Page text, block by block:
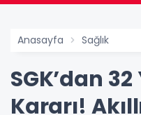
Anasayfa Sağlık
SGK’dan
Kararı!